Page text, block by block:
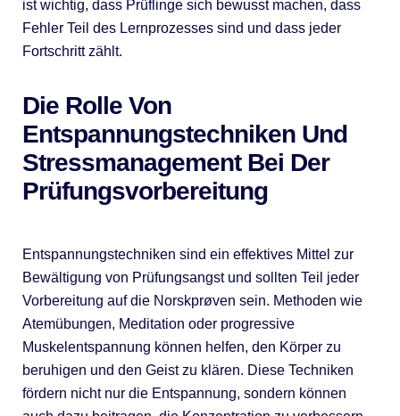
ist wichtig, dass Prüflinge sich bewusst machen, dass
Fehler Teil des Lernprozesses sind und dass jeder
Fortschritt zählt.
Die Rolle Von
Entspannungstechniken Und
Stressmanagement Bei Der
Prüfungsvorbereitung
Entspannungstechniken sind ein effektives Mittel zur
Bewältigung von Prüfungsangst und sollten Teil jeder
Vorbereitung auf die Norskprøven sein. Methoden wie
Atemübungen, Meditation oder progressive
Muskelentspannung können helfen, den Körper zu
beruhigen und den Geist zu klären. Diese Techniken
fördern nicht nur die Entspannung, sondern können